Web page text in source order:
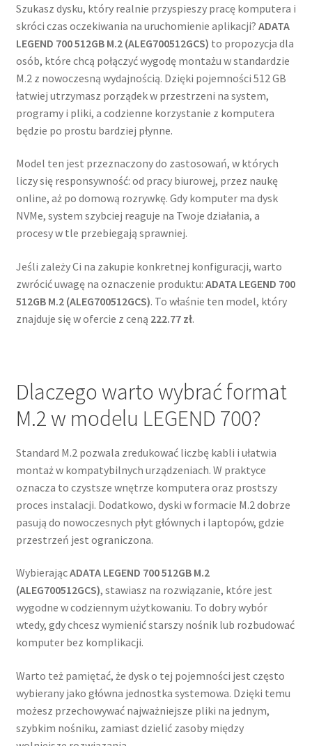
Szukasz dysku, który realnie przyspieszy pracę komputera i
skróci czas oczekiwania na uruchomienie aplikacji? ADATA
LEGEND 700 512GB M.2 (ALEG700512GCS) to propozycja dla
osób, które chcą połączyć wygodę montażu w standardzie
M.2 z nowoczesną wydajnością. Dzięki pojemności 512 GB
łatwiej utrzymasz porządek w przestrzeni na system,
programy i pliki, a codzienne korzystanie z komputera
będzie po prostu bardziej płynne.
Model ten jest przeznaczony do zastosowań, w których
liczy się responsywność: od pracy biurowej, przez naukę
online, aż po domową rozrywkę. Gdy komputer ma dysk
NVMe, system szybciej reaguje na Twoje działania, a
procesy w tle przebiegają sprawniej.
Jeśli zależy Ci na zakupie konkretnej konfiguracji, warto
zwrócić uwagę na oznaczenie produktu: ADATA LEGEND 700
512GB M.2 (ALEG700512GCS). To właśnie ten model, który
znajduje się w ofercie z ceną 222.77 zł.
Dlaczego warto wybrać format
M.2 w modelu LEGEND 700?
Standard M.2 pozwala zredukować liczbę kabli i ułatwia
montaż w kompatybilnych urządzeniach. W praktyce
oznacza to czystsze wnętrze komputera oraz prostszy
proces instalacji. Dodatkowo, dyski w formacie M.2 dobrze
pasują do nowoczesnych płyt głównych i laptopów, gdzie
przestrzeń jest ograniczona.
WybierającADATA LEGEND 700 512GB M.2
(ALEG700512GCS), stawiasz na rozwiązanie, które jest
wygodne w codziennym użytkowaniu. To dobry wybór
wtedy, gdy chcesz wymienić starszy nośnik lub rozbudować
komputer bez komplikacji.
Warto też pamiętać, że dysk o tej pojemności jest często
wybierany jako główna jednostka systemowa. Dzięki temu
możesz przechowywać najważniejsze pliki na jednym,
szybkim nośniku, zamiast dzielić zasoby między